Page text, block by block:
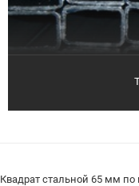
Квадрат стальной 65 мм